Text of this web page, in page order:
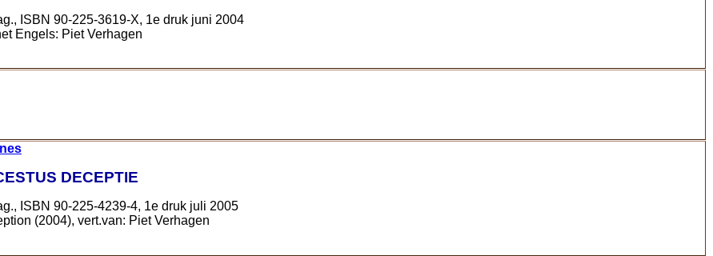
ISBN 90-225-3619-X, 1e druk juni 2004
Engels: Piet Verhagen
DECEPTIE
ISBN 90-225-4239-4, 1e druk juli 2005
(2004), vert.van: Piet Verhagen